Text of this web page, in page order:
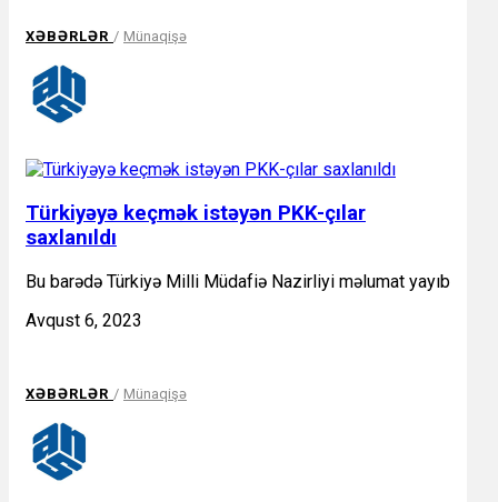
XƏBƏRLƏR / Münaqişə
Türkiyəyə keçmək istəyən PKK-çılar
saxlanıldı
Bu barədə Türkiyə Milli Müdafiə Nazirliyi məlumat yayıb
Avqust 6, 2023
XƏBƏRLƏR / Münaqişə